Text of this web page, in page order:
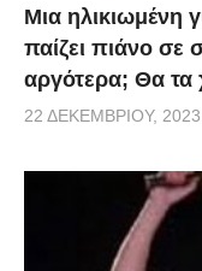
Μια ηλικιωμένη
παίζει πιάνο σε
αργότερα; Θα τα
22 ΔΕΚΕΜΒΡΊΟΥ, 2023